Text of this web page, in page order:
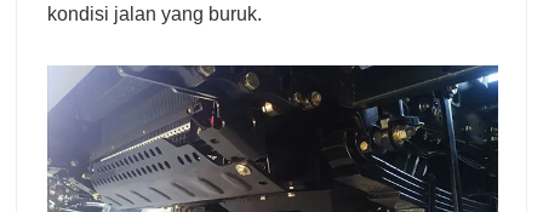
kondisi jalan yang buruk.